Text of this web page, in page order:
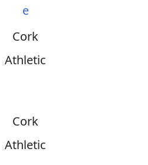
e
Cork
Athletic
Cork
Athletic